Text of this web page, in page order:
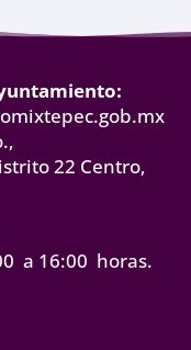
22 Centro,
a 16:00 horas.